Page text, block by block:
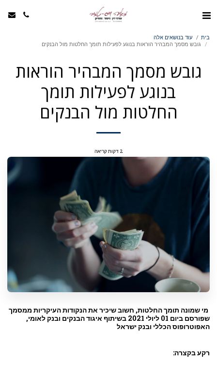
בית
עוד בנושאים אלה
גובש מסמך המבהיר הוראות בנוגע לפעילות תומך החלטות מול הבנקים
גובש מסמך המבהיר הוראות
בנוגע לפעילות תומך
החלטות מול הבנקים
2 דקות קריאה
מי שמונה תומך החלטות, חשוב שיכיר את הנקודות העיקריות ממסמך
שפורסם ביום 01 ליולי 2021 בשיתוף איגוד הבנקים ובנק לאומי,
האפוטרופוס הכללי ובנק ישראל
רקע בקצרה: